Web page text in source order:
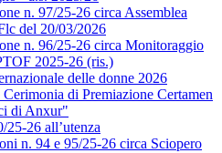
n. 97/25-26 circa Assemblea
del 20/03/2026
n. 96/25-26 circa Monitoraggio
2025-26 (ris.)
delle donne 2026
di Premiazione Certamen
di Anxur"
25-26 all’utenza
n. 94 e 95/25-26 circa Sciopero